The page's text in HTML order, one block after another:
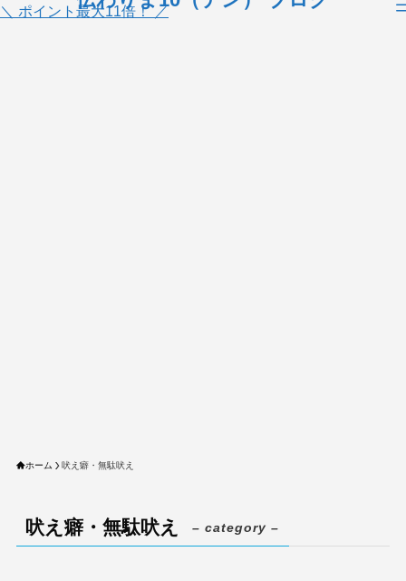
＼ ポイント最大11倍！ ／
ホーム 吠え癖・無駄吠え
吠え癖・無駄吠え – category –